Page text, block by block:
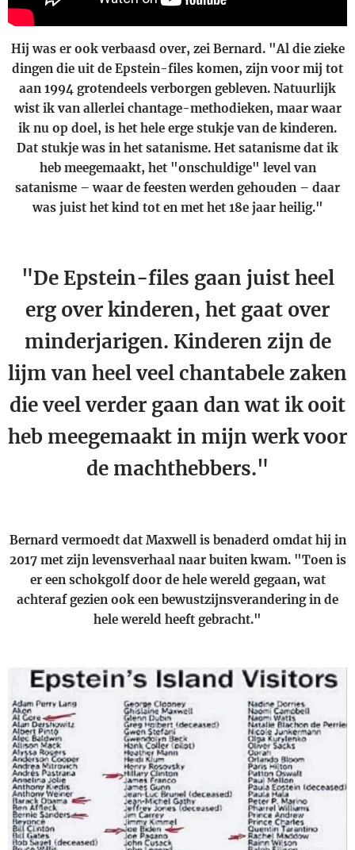
Hij was er ook verbaasd over, zei Bernard. "Al die zieke
dingen die uit de Epstein-files komen, zijn voor mij tot
aan 1994 grotendeels verborgen gebleven. Natuurlijk
wist ik van allerlei chantage-methodieken, maar waar
ik nu op doel, is het hele erge stukje van de kinderen.
Dat stukje was in het satanisme. Het satanisme dat ik
heb meegemaakt, het "onschuldige" level van
satanisme – waar de feesten werden gehouden – daar
was juist het kind tot en met het 18e jaar heilig."
"De Epstein-files gaan juist heel
erg over kinderen, het gaat over
minderjarigen. Kinderen zijn de
lijm van heel veel chantabele zaken
die veel verder gaan dan wat ik ooit
heb meegemaakt in mijn werk voor
de machthebbers."
Bernard vermoedt dat Maxwell is benaderd omdat hij in
2017 met zijn levensverhaal naar buiten kwam. "Toen is
er een schokgolf door de hele wereld gegaan, wat
achteraf gezien ook een bewustzijnsverandering in de
hele wereld heeft gebracht."